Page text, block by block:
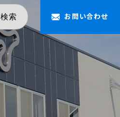
検索 お問い合わせ